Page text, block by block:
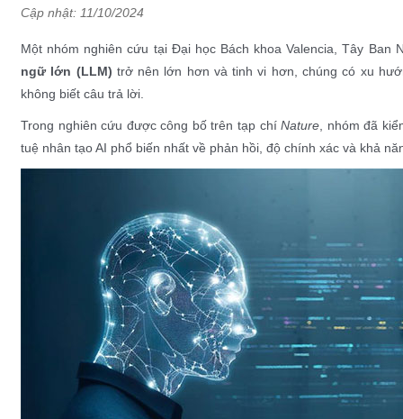
Cập nhật: 11/10/2024
Một nhóm nghiên cứu tại Đại học Bách khoa Valencia, Tây Ban
ngữ lớn (LLM) trở nên lớn hơn và tinh vi hơn, chúng có xu
không biết câu trả lời.
Trong nghiên cứu được công bố trên tạp chíNature , nhóm đã
tuệ nhân tạo AI phổ biến nhất về phản hồi, độ chính xác và khả